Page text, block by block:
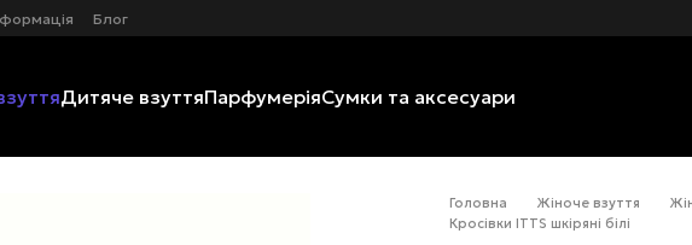
Блог
Дитяче взуттяПарфумеріяСумки та аксесуари
Головна Жіноче взуття
Кросівки ITTS шкіряні білі